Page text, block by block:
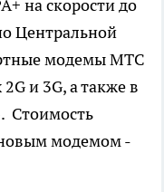
на скорости до
Центральной
модемы МТС
и 3G, а также в
Стоимость
модемом -